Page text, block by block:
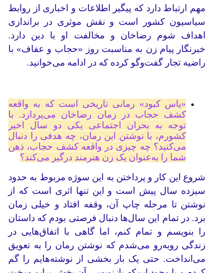
مهم ارتباط دارد که پیگیر اطلاعات و اخباری از روابط
سیاسیون کشور است و نقش موثری در براندازی
اهداف شوم رضاخان و مخالفت او با دین دارد.
خبرنگار پیام زن به مناسبت روز «حجاب و عفاف» با
راضیه تجار گفت‌وگو کرده که در ادامه می‌خوانید.
«یاس کبود» رمانی تاریخی است که به واقعه
کشف حجاب در زمان رضاخان می‌پردازد. با
توجه به بحران اجتماعی یکی دو سال اخیر
کشورم، با نوشتن این رمان، چه هدفی را دنبال
می‌کنید؟ چه چیزی در واقعه کشف حجاب، ذهن
شما را به‌عنوان یک زن هنرمند درگیر می‌کند؟
شروع این کار و پرداختن به این سوژه مربوط به حدود
سیزده سال پیش است و این تنها اثری است که از
نوشتن تا مرحله چاپ آن، وقفه افتاد و خیلی زمان
برد. در تمام این سال‌ها دنبال فرصتی بودم که داستان
را بنویسم و تمام کنم، اما گاهی با اتفاق‌هایی در
زندگی روبه‌رو می‌شدم که نوشتن رمان را به تعویق
می‌انداخت. حتی یک بار بخشی از نوشته‌هایم را گم